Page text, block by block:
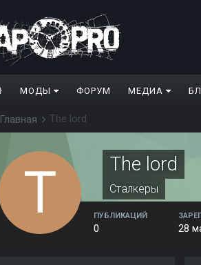
МОДЫ ФОРУМ МЕДИА
Главная The lord
The lord
Сталкеры
ПУБЛИКАЦИЙ
0 28